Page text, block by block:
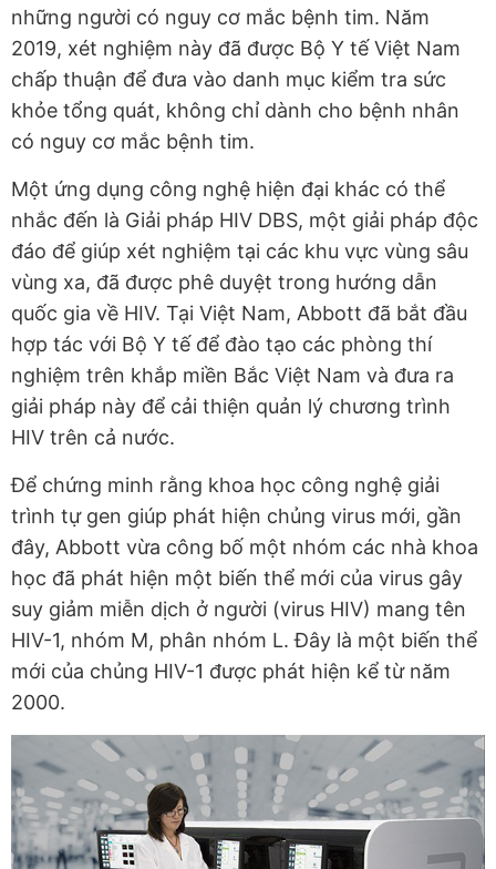
những người có nguy cơ mắc bệnh tim. Năm
2019, xét nghiệm này đã được Bộ Y tế Việt Nam
chấp thuận để đưa vào danh mục kiểm tra sức
khỏe tổng quát, không chỉ dành cho bệnh nhân
có nguy cơ mắc bệnh tim.
Một ứng dụng công nghệ hiện đại khác có thể
nhắc đến là Giải pháp HIV DBS, một giải pháp độc
đáo để giúp xét nghiệm tại các khu vực vùng sâu
vùng xa, đã được phê duyệt trong hướng dẫn
quốc gia về HIV. Tại Việt Nam, Abbott đã bắt đầu
hợp tác với Bộ Y tế để đào tạo các phòng thí
nghiệm trên khắp miền Bắc Việt Nam và đưa ra
giải pháp này để cải thiện quản lý chương trình
HIV trên cả nước.
Để chứng minh rằng khoa học công nghệ giải
trình tự gen giúp phát hiện chủng virus mới, gần
đây, Abbott vừa công bố một nhóm các nhà khoa
học đã phát hiện một biến thể mới của virus gây
suy giảm miễn dịch ở người (virus HIV) mang tên
HIV-1, nhóm M, phân nhóm L. Đây là một biến thể
mới của chủng HIV-1 được phát hiện kể từ năm
2000.